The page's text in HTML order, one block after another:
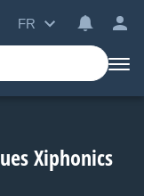
FR
Xiphonics